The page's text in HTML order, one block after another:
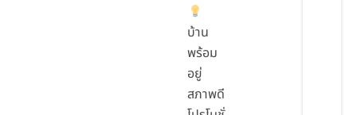
บ้าน
พร้อม
อยู่
สภาพดี